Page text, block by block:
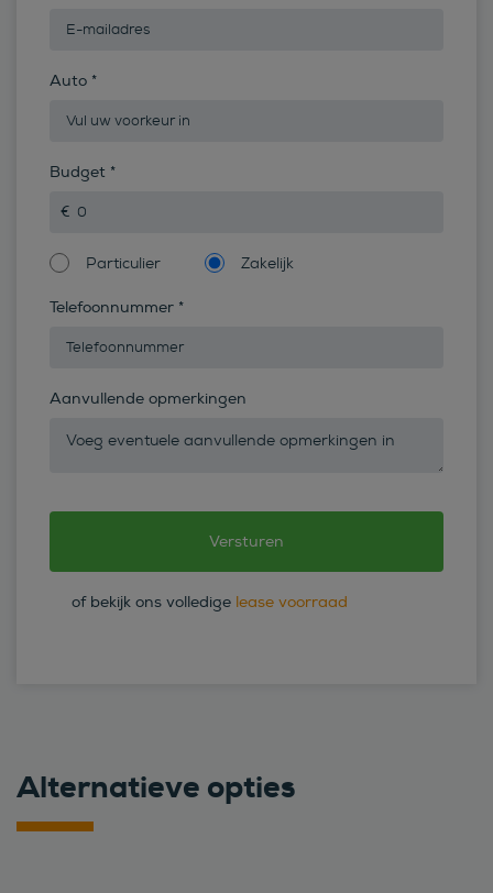
Auto *
Budget *
Particulier Zakelijk
Telefoonnummer *
Aanvullende opmerkingen
of bekijk ons volledige lease voorraad
Alternatieve opties